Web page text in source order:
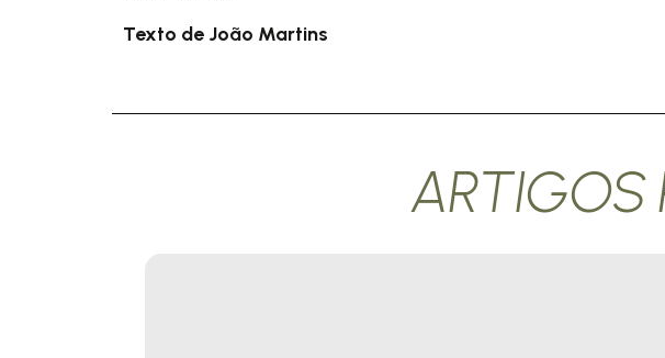
Texto de João Martins
ARTIGOS